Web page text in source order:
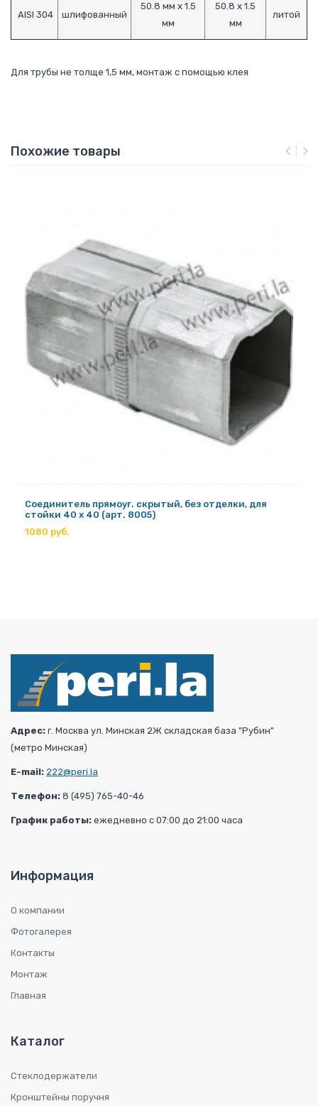
AISI 304 шлифованный
50.8 мм х 1.5
мм
50.8 х 1.5
мм
литой
Для трубы не толще 1,5 мм, монтаж с помощью клея
Похожие товары
Соединитель прямоуг. скрытый, без отделки, для
стойки 40 х 40 (арт. 8005)
1080 руб.
Адрес: г. Москва ул. Минская 2Ж складская база "Рубин"
(метро Минская)
E-mail: 222@peri.la
Телефон: 8 (495) 765-40-46
График работы: ежедневно с 07:00 до 21:00 часа
Информация
О компании
Фотогалерея
Контакты
Монтаж
Главная
Каталог
Стеклодержатели
Кронштейны поручня